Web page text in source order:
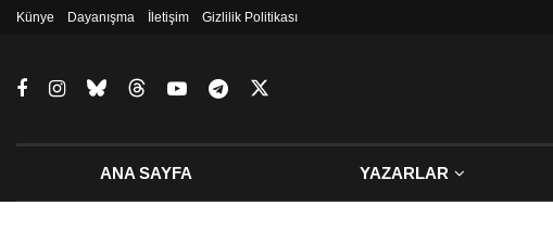
Künye Dayanışma İletişim Gizlilik Politikası
ANA SAYFA YAZARLAR